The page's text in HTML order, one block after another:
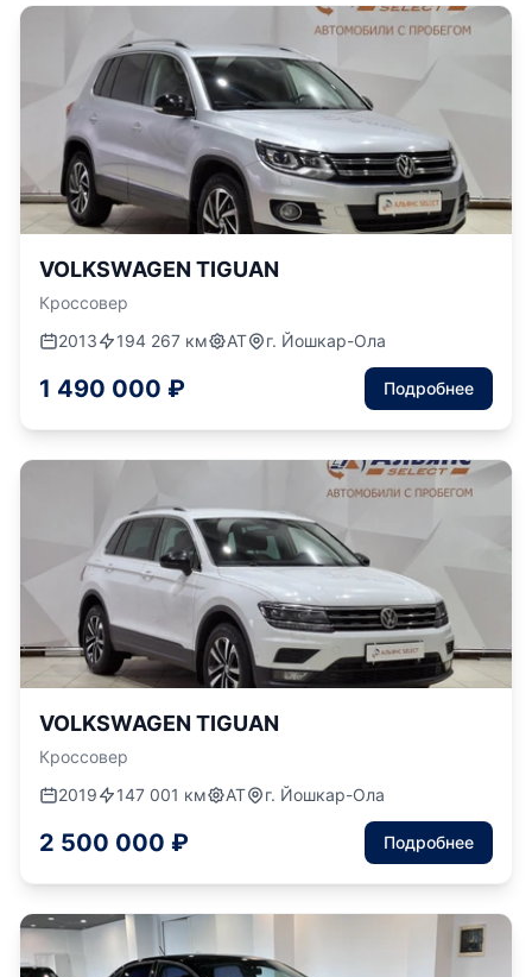
VOLKSWAGEN TIGUAN
Кроссовер
2013
194 267 км АТ г. Йошкар-Ола
1 490 000 ₽ Подробнее
VOLKSWAGEN TIGUAN
Кроссовер
2019
147 001 км АТ г. Йошкар-Ола
2 500 000 ₽ Подробнее